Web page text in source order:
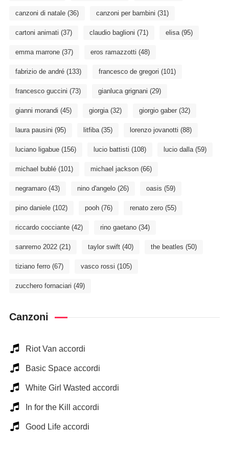
canzoni di natale(36) canzoni per bambini (31)
cartoni animati (37) claudio baglioni (71) elisa(95)
emma marrone(37) eros ramazzotti (48)
fabrizio de andré(133) francesco de gregori (101)
francesco guccini (73) gianluca grignani (29)
gianni morandi (45) giorgia(32) giorgio gaber(32)
laura pausini (95) litfiba(35) lorenzo jovanotti (88)
luciano ligabue(156) lucio battisti (108) lucio dalla(59)
michael bublé(101) michael jackson(66)
negramaro(43) nino d'angelo(26) oasis (59)
pino daniele(102) pooh(76) renato zero(55)
riccardo cocciante(42) rino gaetano(34)
sanremo 2022(21) taylor swift(40) the beatles (50)
tiziano ferro(67) vasco rossi (105)
zucchero fornaciari (49)
Canzoni
Riot Van accordi
Basic Space accordi
White Girl Wasted accordi
In for the Kill accordi
Good Life accordi